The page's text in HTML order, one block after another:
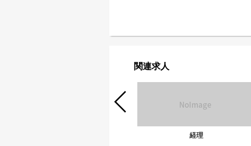
関連求人
経理